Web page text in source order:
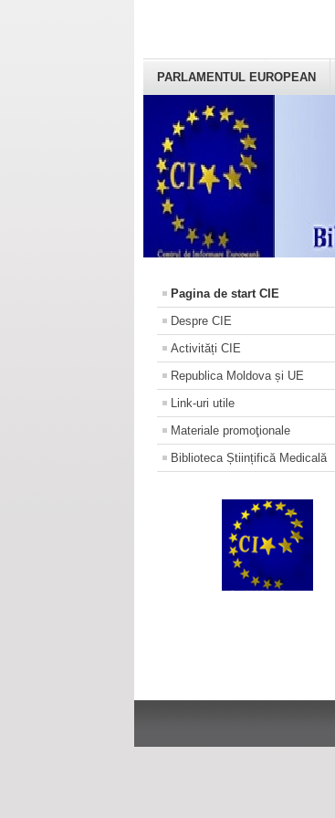
PARLAMENTUL EUROPEAN
Pagina de start CIE
Despre CIE
Activități CIE
Republica Moldova și UE
Link-uri utile
Materiale promoţionale
Biblioteca Științifică Medicală